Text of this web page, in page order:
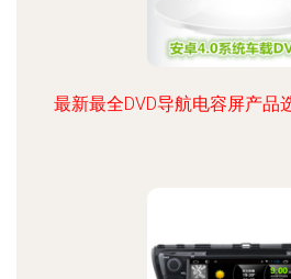
最新最全DVD导航电容屏产品